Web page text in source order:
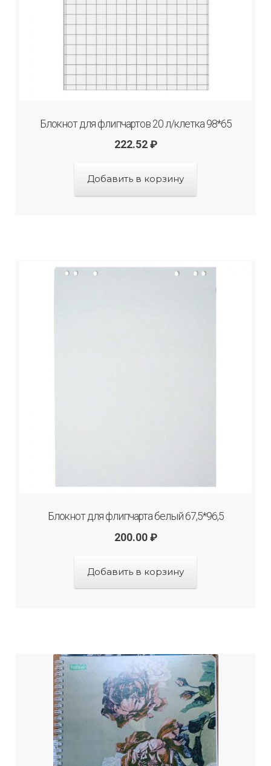
Блокнот для флипчартов 20 л/клетка 98*65
222.52 ₽
Добавить в корзину
Блокнот для флипчарта белый 67,5*96,5
200.00 ₽
Добавить в корзину